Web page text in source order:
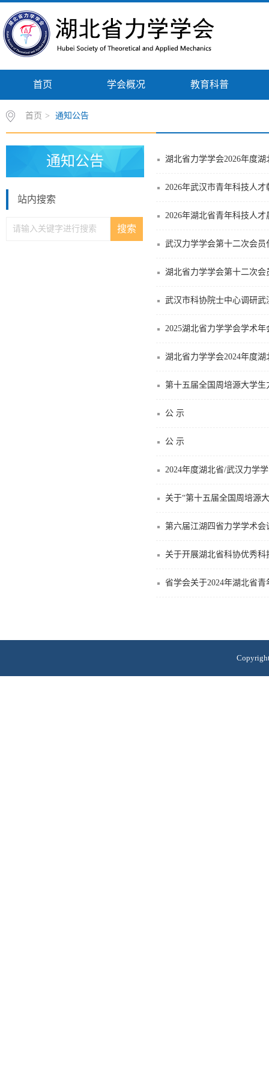
首页 学会概况 教育科普
首页 > 通知公告
通知公告
站内搜索
湖北省力学学会2026年度
2026年武汉市青年科技人
2026年湖北省青年科技人
武汉力学学会第十二次会员
湖北省力学学会第十二次
武汉市科协院士中心调研武
2025湖北省力学学会学术
湖北省力学学会2024年度
第十五届全国周培源大学
公 示
公 示
2024年度湖北省/武汉力学
关于“第十五届全国周培源
第六届江湖四省力学学术会
关于开展湖北省科协优秀
省学会关于2024年湖北省